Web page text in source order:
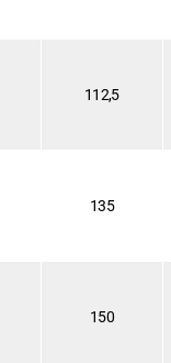
112,5
135
150